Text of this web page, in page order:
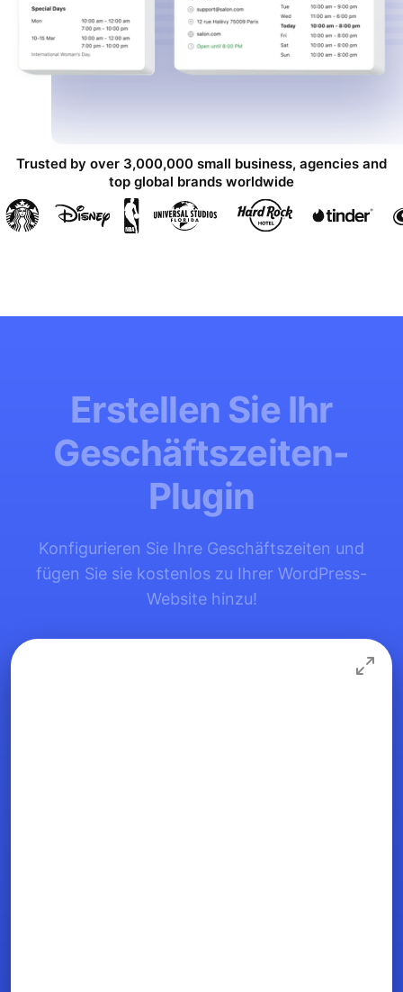
Trusted by over 3,000,000 small business, agencies and
top global brands worldwide
Erstellen Sie Ihr
Geschäftszeiten-
Plugin
Konfigurieren Sie Ihre Geschäftszeiten und
fügen Sie sie kostenlos zu Ihrer WordPress-
Website hinzu!